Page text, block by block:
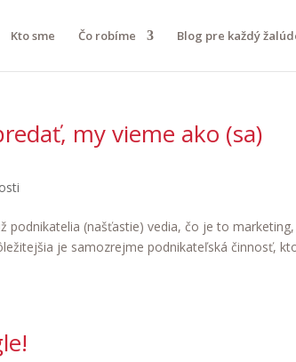
Kto sme Čo robíme Blog pre každý
my vieme ako (sa)
podnikatelia (našťastie) vedia, čo je to
je samozrejme podnikateľská činnosť,